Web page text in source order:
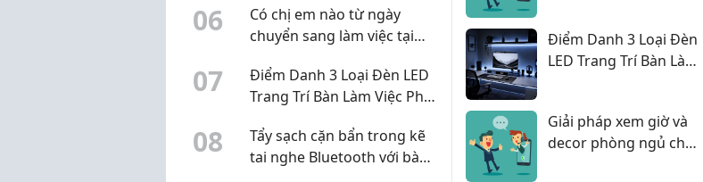
06
Có chị em nào từ ngày
chuyển sang làm việc tại
đau nhức dữ dội hơn hẳn
không?
07
Điểm Danh 3 Loại Đèn LED
Trang Trí Bàn Làm Việc Phổ
08
Tẩy sạch cặn bẩn trong kẽ
tai nghe Bluetooth với bàn
Điểm Danh 3 Loại Đèn
LED Trang Trí Bàn Làm
Giải pháp xem giờ và
decor phòng ngủ cho